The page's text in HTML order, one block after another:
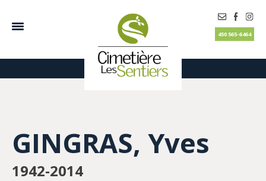
450 565-6464
GINGRAS, Yves
1942-2014